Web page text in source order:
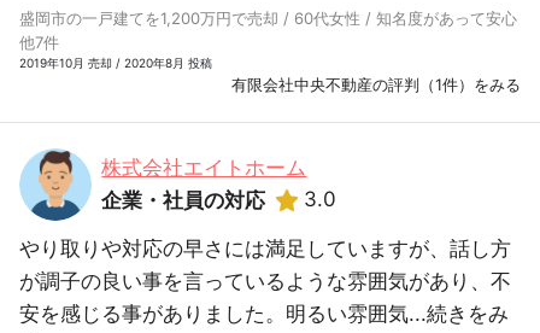
盛岡市の一戸建てを1,200万円で売却 / 60代女性 / 知名度があって安心
他7件
2019年10月 売却 / 2020年8月 投稿
有限会社中央不動産の評判（1件）をみる
株式会社エイトホーム
企業・社員の対応
3.0
やり取りや対応の早さには満足していますが、話し方
が調子の良い事を言っているような雰囲気があり、不
安を感じる事がありました。明るい雰囲気...続きをみ